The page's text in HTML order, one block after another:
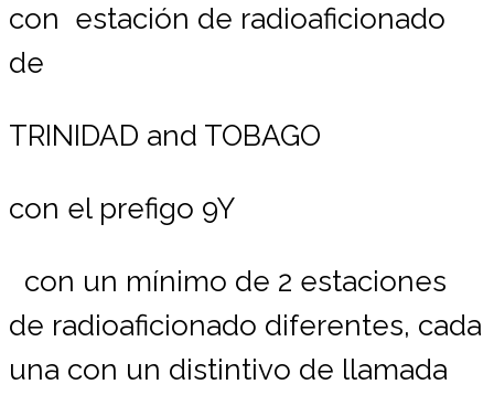
con estación de radioaficionado
de
TRINIDAD and TOBAGO
con el prefigo 9Y
con un mínimo de 2 estaciones
de radioaficionado diferentes, cada
una con un distintivo de llamada